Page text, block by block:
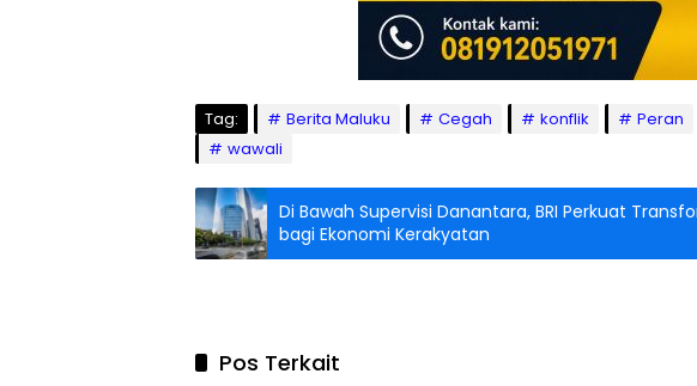
Tag: Berita Maluku Cegah konflik Peran
wawali
Di Bawah Supervisi Danantara, BRI Perkuat
bagi Ekonomi Kerakyatan
Pos Terkait